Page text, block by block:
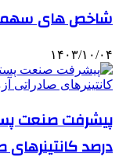
شاخص های سهمیه
۱۴۰۳/۱۰/۰۴
درصد